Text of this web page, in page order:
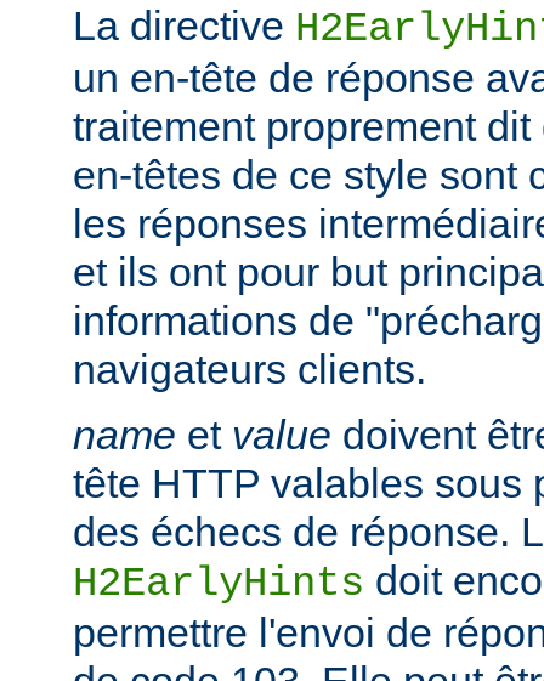
La directive
un en-tête de réponse
traitement proprement
en-têtes de ce style sont
les réponses
et ils ont pour but
informations de
navigateurs clients.
name et value doivent
tête HTTP valables sous
des échecs de réponse.
H2EarlyHints doit
permettre l'envoi de